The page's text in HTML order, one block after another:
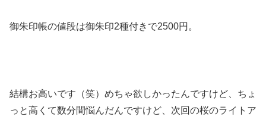
御朱印帳の値段は御朱印2種付きで2500円。
結構お高いです（笑）めちゃ欲しかったんですけど、ちょ
っと高くて数分間悩んだんですけど、次回の桜のライトア